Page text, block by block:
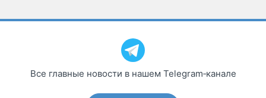
Все главные новости в нашем Telegram‑канале